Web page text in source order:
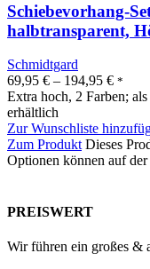
Schiebevorhang-
halbtransparent,
Schmidtgard
69,95 € – 194,95 € *
Extra hoch, 2 Farben;
erhältlich
Zur Wunschliste
Zum Produkt Dieses
Optionen können auf
PREISWERT
Wir führen ein großes &